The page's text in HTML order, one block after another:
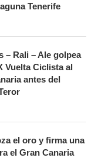
Tenerife
– Rali – Ale golpea
Vuelta Ciclista al
antes del
el oro y firma una
el Gran Canaria